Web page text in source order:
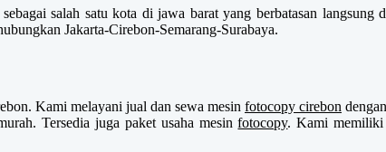
salah satu kota di jawa barat yang berbatasan
Jakarta-Cirebon-Semarang-Surabaya.
Kami melayani jual dan sewa mesin fotocopy cirebon
Tersedia juga paket usaha mesinfotocopy. Kami memiliki